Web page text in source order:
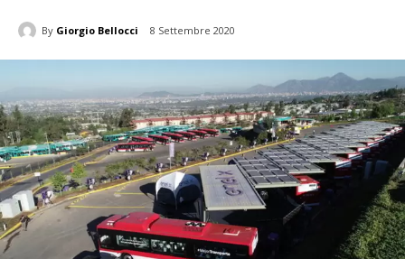
By Giorgio Bellocci 8 Settembre 2020